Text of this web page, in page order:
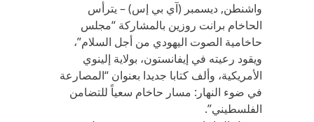
واشنطن, ديسمبر (آي بي إس) – يترأس
الحاخام برانت روزين بالمشاركة “مجلس
حاخامية الصوت اليهودي من أجل السلام”،
ويقود رعيته في إيفانستون، بولاية إلينوي
الأمريكية، وألف كتابا جديدا بعنوان “المصارعة
في ضوء النهار: مسار حاخام سعياً للتضامن
الفلسطيني”‪.‬